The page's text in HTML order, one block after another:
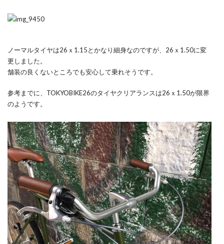
ノーマルタイヤは26ｘ1.15とかなり細身なのですが、26ｘ1.50に変
更しました。
舗装の良くないところでも安心して乗れそうです。
参考までに、TOKYOBIKE26のタイヤクリアランスは26ｘ1.50が限界
のようです。